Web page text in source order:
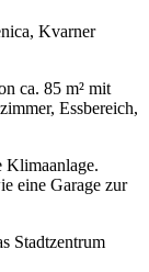
Kvarner
ca. 85 m² mit
Essbereich,
Klimaanlage.
eine Garage zur
Stadtzentrum